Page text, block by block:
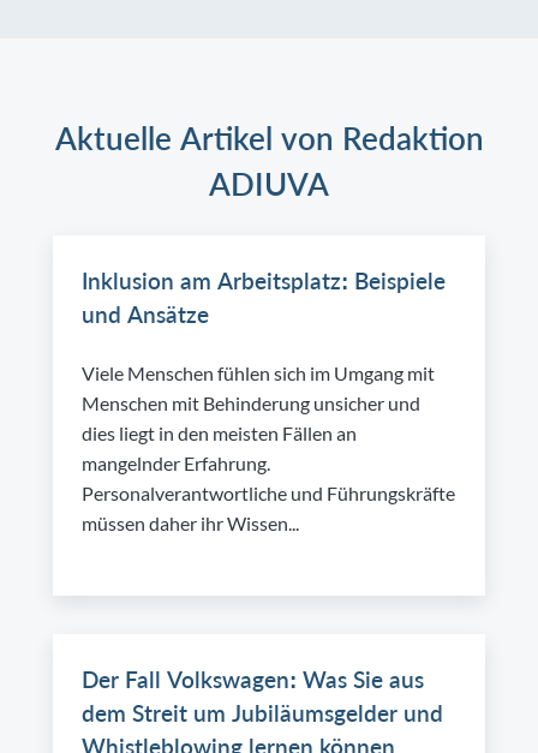
Aktuelle Artikel von Redaktion
ADIUVA
Inklusion am Arbeitsplatz: Beispiele
und Ansätze
Viele Menschen fühlen sich im Umgang mit
Menschen mit Behinderung unsicher und
dies liegt in den meisten Fällen an
mangelnder Erfahrung.
Personalverantwortliche und Führungskräfte
müssen daher ihr Wissen...
Der Fall Volkswagen: Was Sie aus
dem Streit um Jubiläumsgelder und
Whistleblowing lernen können